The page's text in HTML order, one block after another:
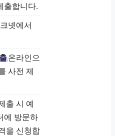
출합니다.
넷에서
온라인으
사전 제
출 시 예
에 방문하
을 신청합